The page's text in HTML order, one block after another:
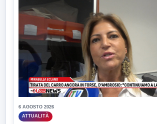
6 AGOSTO 2026
ATTUALITÀ